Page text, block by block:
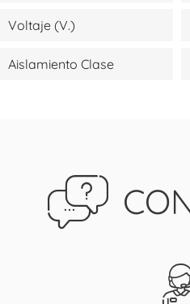
Voltaje (V.)
Aislamiento Clase